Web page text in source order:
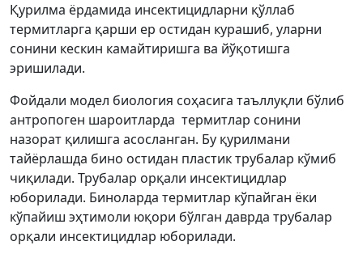
Қурилма ёрдамида инсектицидларни қўллаб
термитларга қарши ер остидан курашиб, уларни
сонини кескин камайтиришга ва йўқотишга
эришилади.
Фойдали модел биология соҳасига таъллуқли бўлиб
антропоген шароитларда термитлар сонини
назорат қилишга асосланган. Бу қурилмани
тайёрлашда бино остидан пластик трубалар кўмиб
чиқилади. Трубалар орқали инсектицидлар
юборилади. Биноларда термитлар кўпайган ёки
кўпайиш эҳтимоли юқори бўлган даврда трубалар
орқали инсектицидлар юборилади.